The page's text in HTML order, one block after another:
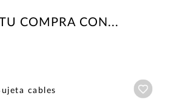
COMPRA CON...
cables